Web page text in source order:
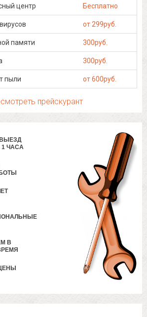
центр Бесплатно
от 299руб.
памяти 300руб.
300руб.
пыли от 600руб.
прейскурант
1 ЧАСА
В